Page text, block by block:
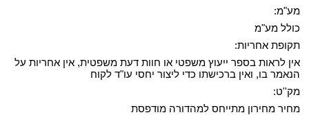
מע"מ:
כולל מע"מ
תקופת אחריות:
אין לראות בספר ייעוץ משפטי או חוות דעת משפטית, אין אחריות על
הנאמר בו, ואין ברכישתו כדי ליצור יחסי עו"ד לקוח
מק''ט:
מחיר מחירון מתייחס למהדורה מודפסת